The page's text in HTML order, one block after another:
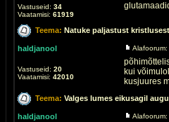
Vastuseid: 34
Vaatamisi: 61919
Teema: Natuke paljastust
haldjanool
Vastuseid: 20
Vaatamisi: 42010
Alafoorum:
kui
kusjuures
Teema: Valges lumes eikusagil
haldjanool Alafoorum: